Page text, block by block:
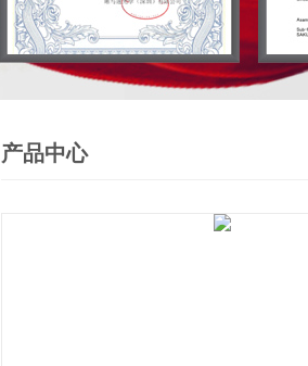
产品中心